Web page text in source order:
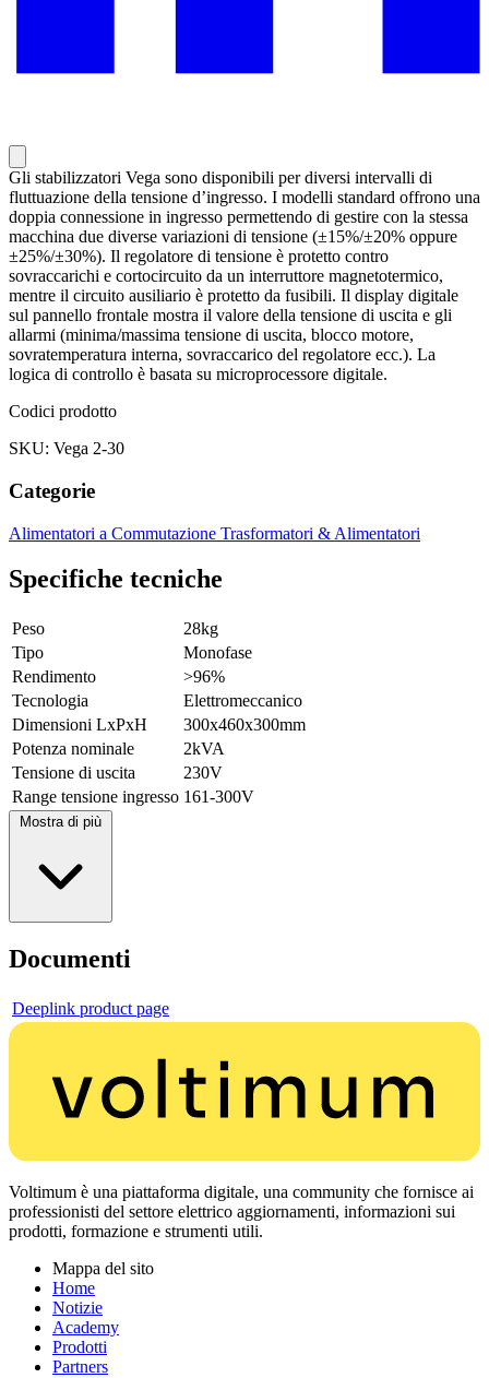
Gli stabilizzatori Vega sono disponibili per diversi intervalli di
fluttuazione della tensione d’ingresso. I modelli standard offrono una
doppia connessione in ingresso permettendo di gestire con la stessa
macchina due diverse variazioni di tensione (±15%/±20% oppure
±25%/±30%). Il regolatore di tensione è protetto contro
sovraccarichi e cortocircuito da un interruttore magnetotermico,
mentre il circuito ausiliario è protetto da fusibili. Il display digitale
sul pannello frontale mostra il valore della tensione di uscita e gli
allarmi (minima/massima tensione di uscita, blocco motore,
sovratemperatura interna, sovraccarico del regolatore ecc.). La
logica di controllo è basata su microprocessore digitale.
Codici prodotto
SKU: Vega 2-30
Categorie
Alimentatori a Commutazione Trasformatori & Alimentatori
Specifiche tecniche
Peso
28kg
Tipo
Monofase
Rendimento
>96%
Tecnologia
Elettromeccanico
Dimensioni LxPxH
300x460x300mm
Potenza nominale
2kVA
Tensione di uscita
230V
Range tensione ingresso 161-300V
Mostra di più
Documenti
Deeplink product page
Voltimum è una piattaforma digitale, una community che fornisce ai
professionisti del settore elettrico aggiornamenti, informazioni sui
prodotti, formazione e strumenti utili.
Mappa del sito
Home
Notizie
Academy
Prodotti
Partners